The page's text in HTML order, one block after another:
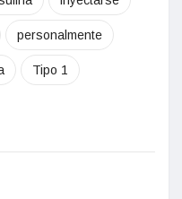
personalmente
Tipo 1